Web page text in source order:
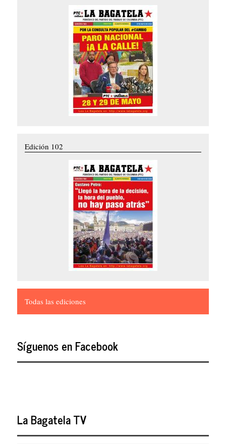
Edición 102
Todas las ediciones
Síguenos en Facebook
La Bagatela TV